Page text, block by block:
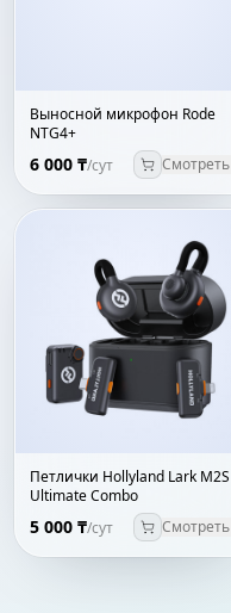
Выносной микрофон Rode
NTG4+
6 000 ₸/сут Смотреть
Петлички Hollyland Lark M2S
Ultimate Combo
5 000 ₸/сут Смотреть